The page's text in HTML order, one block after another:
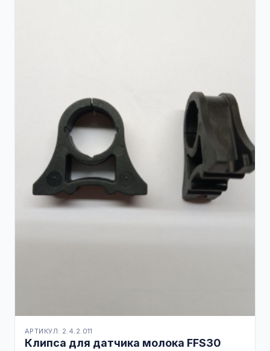
АРТИКУЛ: 2.4.2.011
Клипса для датчика молока FFS30